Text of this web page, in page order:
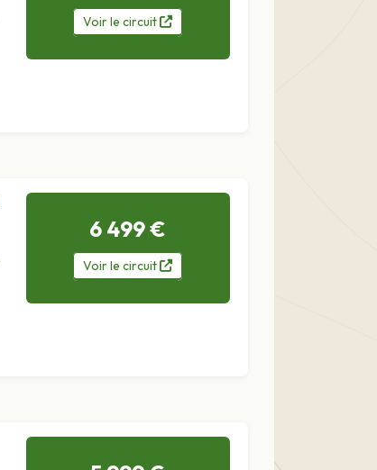
Voirle circuit
6 499 €
Voirle circuit